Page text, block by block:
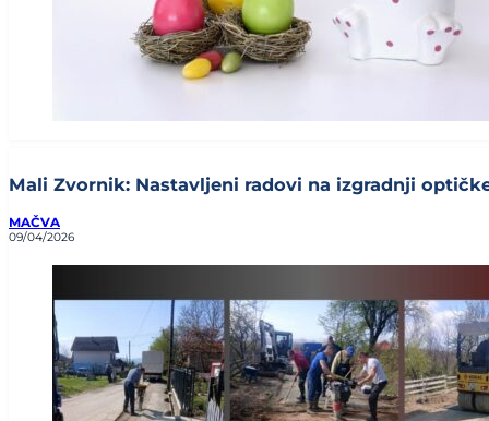
Mali Zvornik: Nastavljeni radovi na izgradnji
MAČVA
09/04/2026